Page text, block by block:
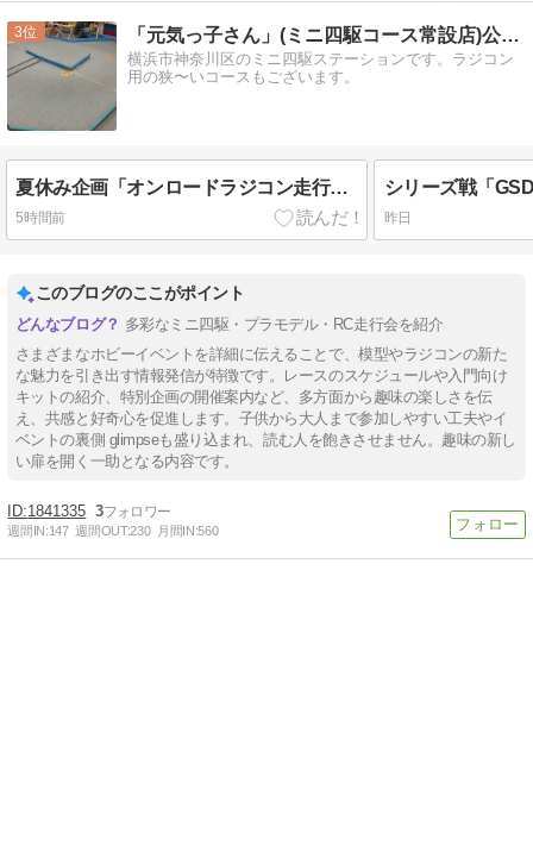
3 「元気っ子さん」(ミニ四駆コース常設店)公式ブログ
横浜市神奈川区のミニ四駆ステーションです。ラジコン
用の狭〜いコースもございます。
夏休み企画「オンロードラジコン走行会」開催報告
5時間前 昨日
このブログのここがポイント
多彩なミニ四駆・プラモデル・RC走行会を紹介
さまざまなホビーイベントを詳細に伝えることで、模型やラジコンの新た
な魅力を引き出す情報発信が特徴です。レースのスケジュールや入門向け
キットの紹介、特別企画の開催案内など、多方面から趣味の楽しさを伝
え、共感と好奇心を促進します。子供から大人まで参加しやすい工夫やイ
ベントの裏側 glimpseも盛り込まれ、読む人を飽きさせません。趣味の新し
い扉を開く一助となる内容です。
1841335 3
週間IN:147 週間OUT:230 月間IN:560